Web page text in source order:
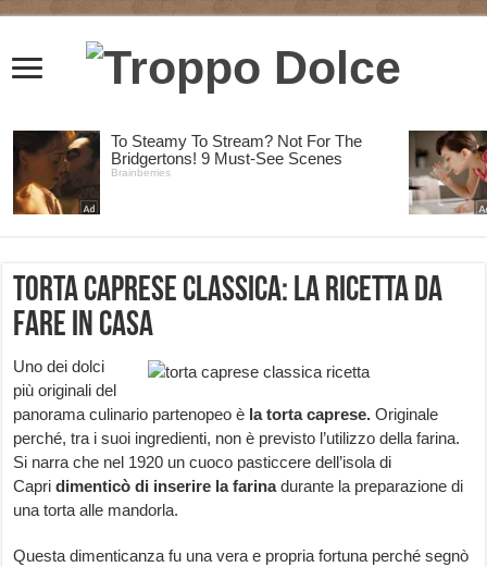
Torta caprese classica: la ricetta da
fare in casa
Uno dei dolci
più originali del
panorama culinario partenopeo è la torta caprese. Originale
perché, tra i suoi ingredienti, non è previsto l’utilizzo della farina.
Si narra che nel 1920 un cuoco pasticcere dell’isola di
Capridimenticò di inserire la farinadurante la preparazione di
una torta alle mandorla.
Questa dimenticanza fu una vera e propria fortuna perché segnò